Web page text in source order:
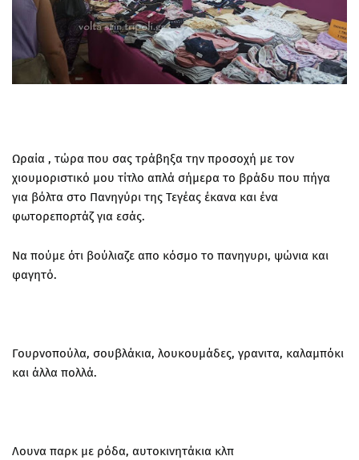
Ωραία , τώρα που σας τράβηξα την προσοχή με τον
χιουμοριστικό μου τίτλο απλά σήμερα το βράδυ που πήγα
για βόλτα στο Πανηγύρι της Τεγέας έκανα και ένα
φωτορεπορτάζ για εσάς.
Να πούμε ότι βούλιαζε απο κόσμο το πανηγυρι, ψώνια και
φαγητό.
Γουρνοπούλα, σουβλάκια, λουκουμάδες, γρανιτα, καλαμπόκι
και άλλα πολλά.
Λουνα παρκ με ρόδα, αυτοκινητάκια κλπ